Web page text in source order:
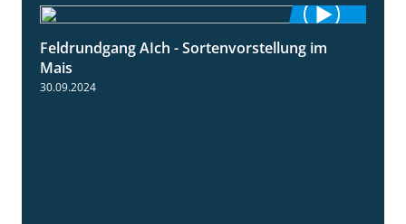
11:24
Feldrundgang AIch - Sortenvorstellung im
Mais
30.09.2024